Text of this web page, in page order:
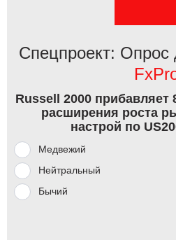
Спецпроект: Опрос
Russell 2000 прибавляет
расширения роста
настрой по
Медвежий
Нейтральный
Бычий